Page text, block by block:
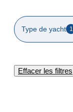
Type de yacht 1
Effacer les filtres